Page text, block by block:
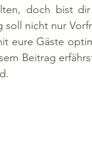
doch bist
soll nicht nur
eure Gäste
Beitrag